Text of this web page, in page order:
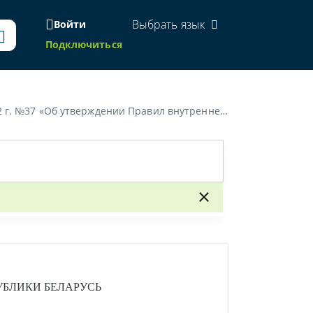
Войти
Подключиться
Выбрать язык
органов государственной безопасности Республики Беларусь»
БЕЛАРУСЬ